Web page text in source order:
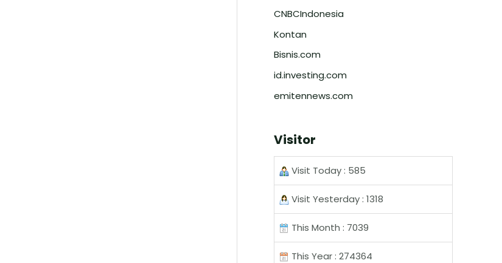
CNBCIndonesia
Kontan
Bisnis.com
id.investing.com
emitennews.com
Visitor
Visit Today : 585
Visit Yesterday : 1318
This Month : 7039
This Year : 274364